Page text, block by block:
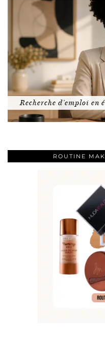
Recherche d’emploi en
ROUTINE